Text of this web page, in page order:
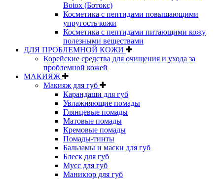
Botox (Ботокс)
Косметика с пептидами повышающими
упругость кожи
Косметика с пептидами питающими кожу
полезными веществами
ДЛЯ ПРОБЛЕМНОЙ КОЖИ
Корейские средства для очищения и ухода за
проблемной кожей
МАКИЯЖ
Макияж для губ
Карандаши для губ
Увлажняющие помады
Глянцевые помады
Матовые помады
Кремовые помады
Помады-тинты
Бальзамы и маски для губ
Блеск для губ
Мусс для губ
Маникюр для губ